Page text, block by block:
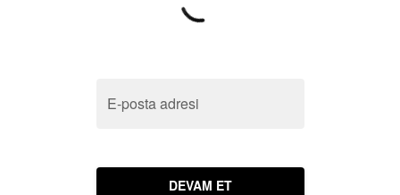
E-posta adresi
DEVAM ET